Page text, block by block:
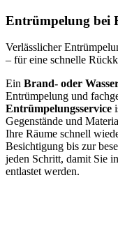
Entrümpelung bei
Verlässlicher
– für eine schnelle
Ein Brand- oder
Entrümpelung und
Entrümpelungsservice
Gegenstände und
Ihre Räume schnell
Besichtigung bis zur
jeden Schritt, damit Sie
entlastet werden.